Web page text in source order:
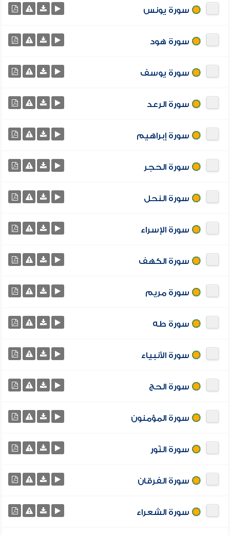
سورة يونس
سورة هود
سورة يوسف
سورة الرعد
سورة إبراهيم
سورة الحجر
سورة النحل
سورة الإسراء
سورة الكهف
سورة مريم
سورة طه
سورة الأنبياء
سورة الحج
سورة المؤمنون
سورة النّور
سورة الفرقان
سورة الشعراء